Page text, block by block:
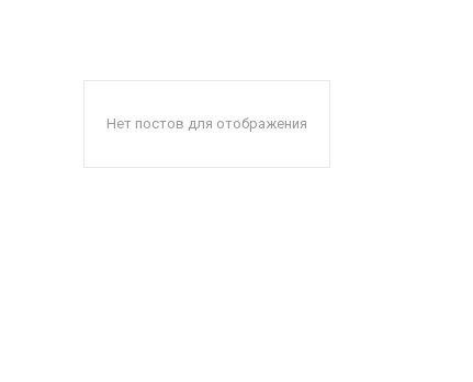
Нет постов для отображения